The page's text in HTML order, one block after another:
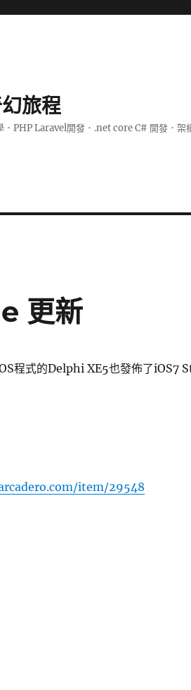
旅程
PHP Laravel開發．.net core C# 開發．架
更新
程式的Delphi XE5也發佈了iOS7
item/29548